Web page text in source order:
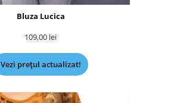
Bluza Lucica
109,00 lei
Vezi prețul actualizat!